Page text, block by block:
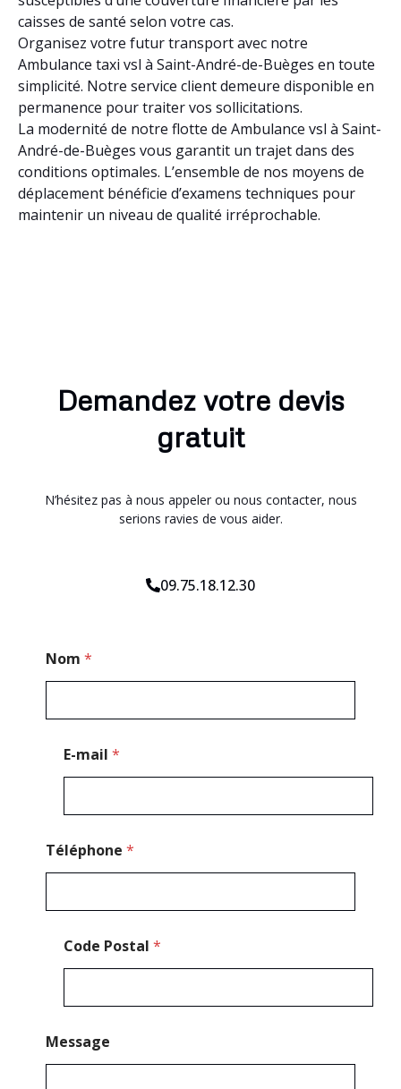
caisses de santé selon votre cas.
Organisez votre futur transport avec notre
Ambulance taxi vsl à Saint-André-de-Buèges en toute
simplicité. Notre service client demeure disponible en
permanence pour traiter vos sollicitations.
La modernité de notre flotte de Ambulance vsl à Saint-
André-de-Buèges vous garantit un trajet dans des
conditions optimales. L’ensemble de nos moyens de
déplacement bénéficie d’examens techniques pour
maintenir un niveau de qualité irréprochable.
Demandez votre devis
gratuit
N’hésitez pas à nous appeler ou nous contacter, nous
serions ravies de vous aider.
09.75.18.12.30
o
s
Nom *
E-mail *
Téléphone *
Code Postal *
Message